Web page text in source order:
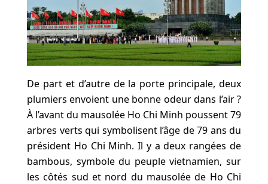
De part et d’autre de la porte principale, deux
plumiers envoient une bonne odeur dans l’air ?
À l’avant du mausolée Ho Chi Minh poussent 79
arbres verts qui symbolisent l’âge de 79 ans du
président Ho Chi Minh. Il y a deux rangées de
bambous, symbole du peuple vietnamien, sur
les côtés sud et nord du mausolée de Ho Chi